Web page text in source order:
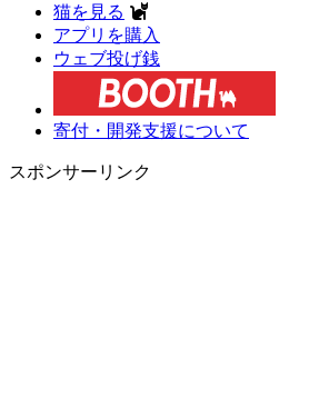
猫を見る
アプリを購入
ウェブ投げ銭
寄付・開発支援について
スポンサーリンク